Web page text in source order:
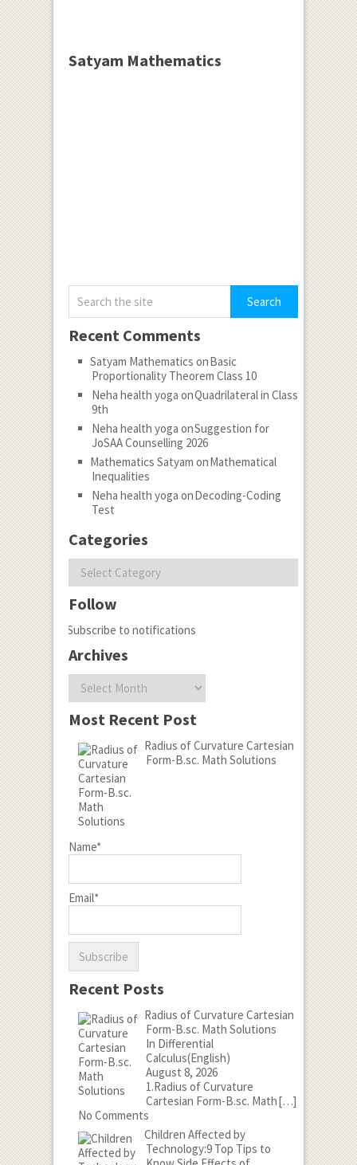
Satyam Mathematics
Recent Comments
Satyam Mathematics onBasic
Proportionality Theorem Class 10
Neha health yoga onQuadrilateral in Class
9th
Neha health yoga onSuggestion for
JoSAA Counselling 2026
Mathematics Satyam onMathematical
Inequalities
Neha health yoga onDecoding-Coding
Test
Categories
Categories
Follow
Subscribe to notifications
Archives
Archives
Most Recent Post
Radius of Curvature Cartesian
Form-B.sc. Math Solutions
Name*
Email*
Recent Posts
Radius of Curvature Cartesian
Form-B.sc. Math Solutions
In Differential
Calculus(English)
August 8, 2026
1.Radius of Curvature
Cartesian Form-B.sc. Math[…]
No Comments
Children Affected by
Technology:9 Top Tips to